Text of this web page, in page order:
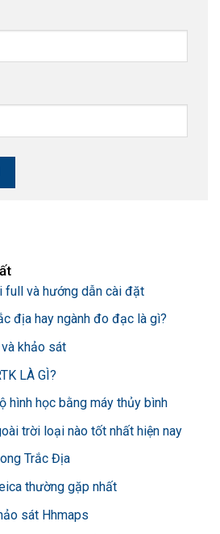
full và hướng dẫn cài đặt
địa hay ngành đo đạc là gì?
khảo sát
LÀ GÌ?
hình học bằng máy thủy bình
trời loại nào tốt nhất hiện nay
Trắc Địa
thường gặp nhất
sát Hhmaps